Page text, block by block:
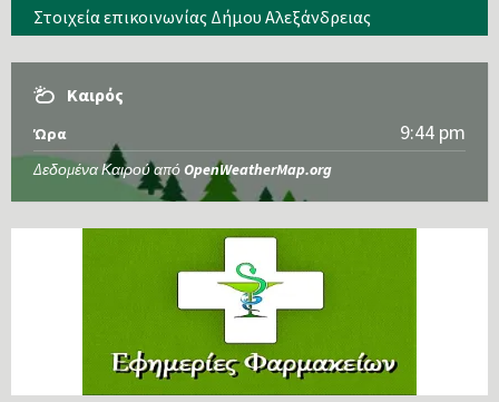
Στοιχεία επικοινωνίας Δήμου Αλεξάνδρειας
Καιρός
Ώρα 9:44 pm
Δεδομένα Καιρού από OpenWeatherMap.org